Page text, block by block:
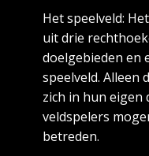
Het speelveld:
uit drie
doelgebieden en
speelveld. Alleen
zich in hun eigen
veldspelers
betreden.